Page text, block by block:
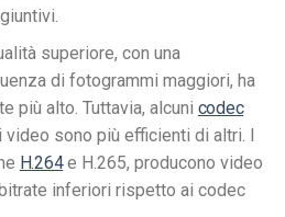
superiore, con una
di fotogrammi maggiori, ha
più alto. Tuttavia, alcuni codec
sono più efficienti di altri. I
H.264e H.265, producono video
inferiori rispetto ai codec